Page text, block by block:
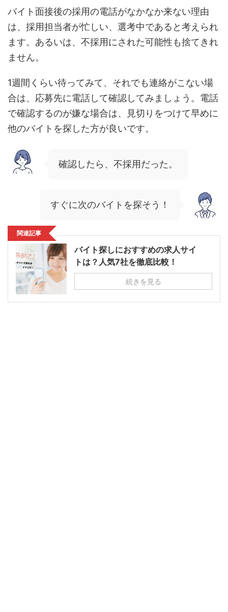
バイト面接後の採用の電話がなかなか来ない理由
は、採用担当者が忙しい、選考中であると考えられ
ます。あるいは、不採用にされた可能性も捨てきれ
ません。
1週間くらい待ってみて、それでも連絡がこない場
合は、応募先に電話して確認してみましょう。電話
で確認するのが嫌な場合は、見切りをつけて早めに
他のバイトを探した方が良いです。
確認したら、不採用だった。
すぐに次のバイトを探そう！
関連記事
バイト探しにおすすめの求人サイ
トは？人気7社を徹底比較！
続きを見る